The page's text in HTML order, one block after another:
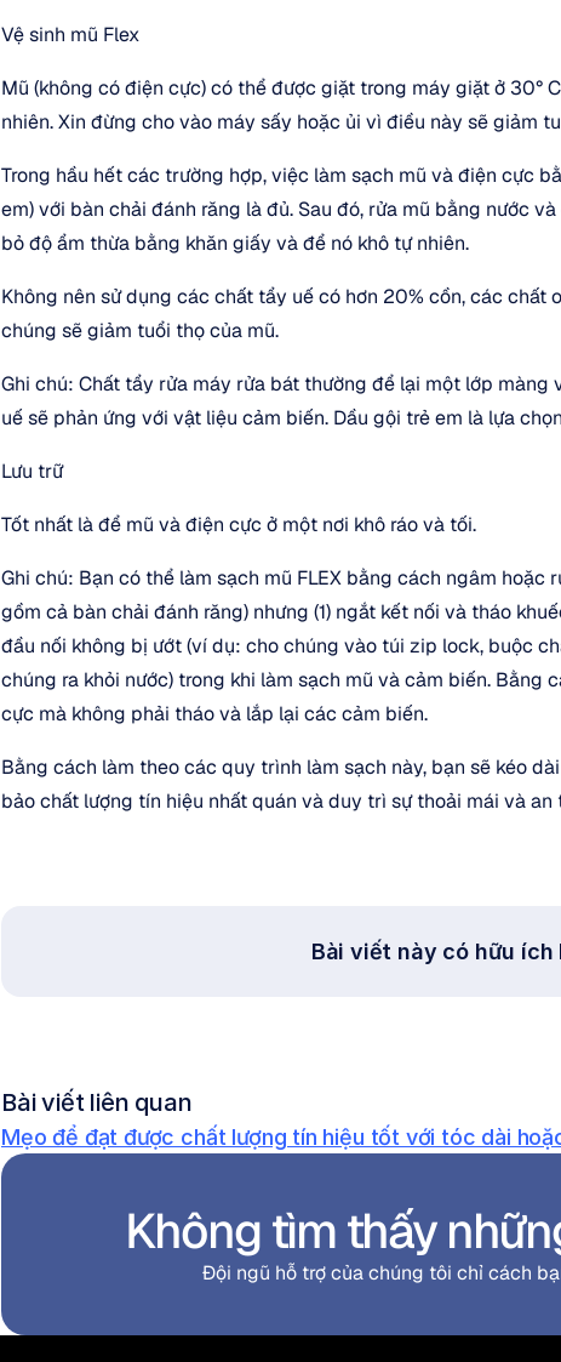
Vệ sinh mũ Flex
Mũ (không có điện cực) có thể được giặt trong máy giặt ở 30°
nhiên. Xin đừng cho vào máy sấy hoặc ủi vì điều này sẽ giảm
Trong hầu hết các trường hợp, việc làm sạch mũ và điện cực
em) với bàn chải đánh răng là đủ. Sau đó, rửa mũ bằng nước
bỏ độ ẩm thừa bằng khăn giấy và để nó khô tự nhiên.
Không nên sử dụng các chất tẩy uế có hơn 20% cồn, các chất
chúng sẽ giảm tuổi thọ của mũ.
Ghi chú: Chất tẩy rửa máy rửa bát thường để lại một lớp
uế sẽ phản ứng với vật liệu cảm biến. Dầu gội trẻ em là lựa
Lưu trữ
Tốt nhất là để mũ và điện cực ở một nơi khô ráo và tối.
Ghi chú: Bạn có thể làm sạch mũ FLEX bằng cách ngâm hoặc
gồm cả bàn chải đánh răng) nhưng (1) ngắt kết nối và tháo
đầu nối không bị ướt (ví dụ: cho chúng vào túi zip lock, buộc
chúng ra khỏi nước) trong khi làm sạch mũ và cảm biến. Bằng
cực mà không phải tháo và lắp lại các cảm biến.
Bằng cách làm theo các quy trình làm sạch này, bạn sẽ kéo
bảo chất lượng tín hiệu nhất quán và duy trì sự thoải mái và
Bài viết này có hữu ích
Bài viết liên quan
Mẹo để đạt được chất lượng tín hiệu tốt với tóc dài
Không tìm thấy
Đội ngũ hỗ trợ của chúng tôi chỉ cách